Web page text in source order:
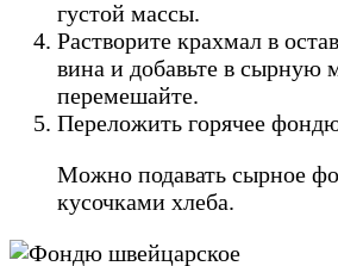
густой массы.
Растворите крахмал в
вина и добавьте в сырную
перемешайте.
Переложить горячее
Можно подавать сырное
кусочками хлеба.